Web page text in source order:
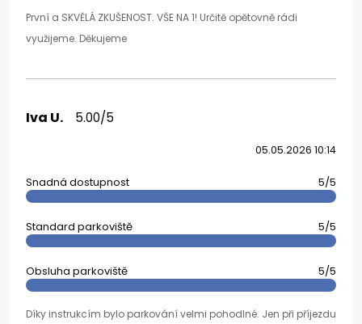
První a SKVĚLÁ ZKUŠENOST. VŠE NA 1! Určitě opětovně rádi
využijeme. Děkujeme
Iva U. 5.00/5
05.05.2026 10:14
Snadná dostupnost 5/5
Standard parkoviště 5/5
Obsluha parkoviště 5/5
Díky instrukcím bylo parkování velmi pohodlné. Jen při příjezdu